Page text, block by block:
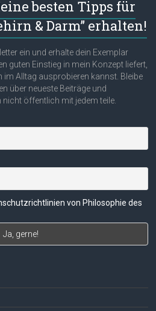
besten Tipps für
& Darm” erhalten!
ein und erhalte dein Exemplar
guten Einstieg in mein Konzept liefert,
im Alltag ausprobieren kannst. Bleibe
über neueste Beiträge und
öffentlich mit jedem teile.
von Philosophie des